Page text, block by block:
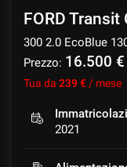
FORD Transit
300 2.0 EcoBlue
Prezzo: 16.500 €
Tua da 239 € / mese
2021